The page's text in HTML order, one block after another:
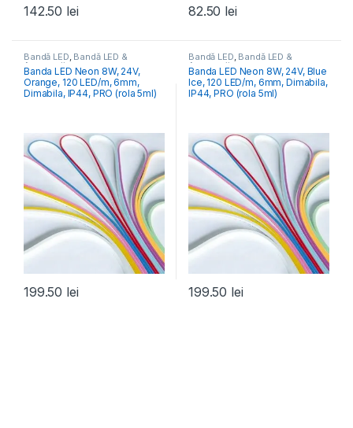
142.50 lei 82.50 lei
Bandă LED, Bandă LED &
Accesorii
Banda LED Neon 8W, 24V,
Orange, 120 LED/m, 6mm,
Dimabila, IP44, PRO (rola 5ml)
199.50 lei
Bandă LED, Bandă LED &
Accesorii
Banda LED Neon 8W, 24V, Blue
Ice, 120 LED/m, 6mm, Dimabila,
IP44, PRO (rola 5ml)
199.50 lei